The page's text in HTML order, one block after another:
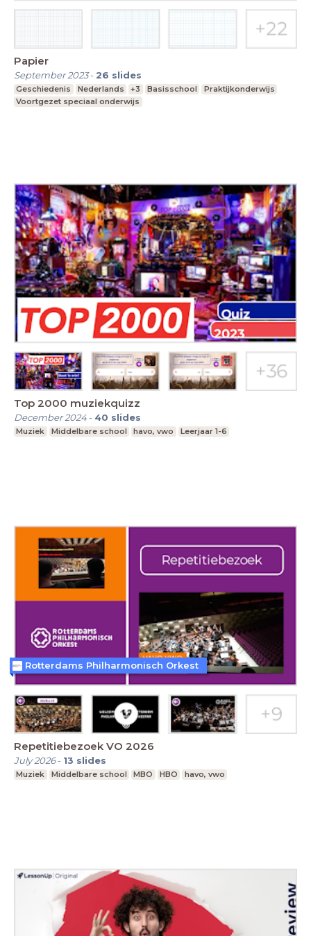
Papier
September 2023- 26 slides
Geschiedenis Nederlands +3 Basisschool
Praktijkonderwijs
Voortgezet speciaal onderwijs
Top 2000 muziekquizz
December 2024- 40 slides
Muziek Middelbare school havo, vwo Leerjaar 1-6
Repetitiebezoek VO 2026
July 2026- 13 slides
Muziek Middelbare school MBO HBO havo, vwo
Rotterdams Philharmonisch Orkest